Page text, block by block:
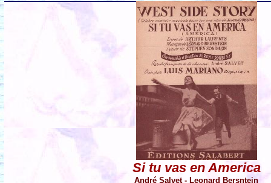
Si tu vas en America
André Salvet - Leonard Bersntein